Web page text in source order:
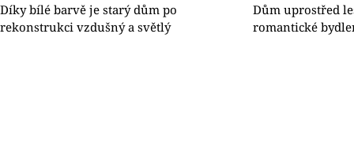
Díky bílé barvě je starý dům po
rekonstrukci vzdušný a světlý
Dům uprostřed
romantické